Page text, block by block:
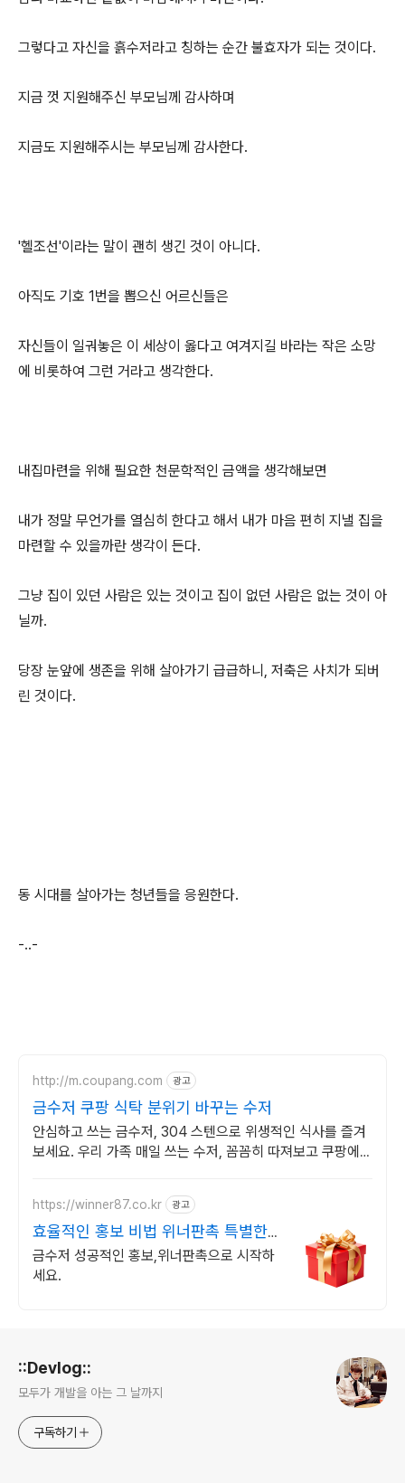
그렇다고 자신을 흙수저라고 칭하는 순간 불효자가 되는 것이다.
지금 껏 지원해주신 부모님께 감사하며
지금도 지원해주시는 부모님께 감사한다.
'헬조선'이라는 말이 괜히 생긴 것이 아니다.
아직도 기호 1번을 뽑으신 어르신들은
자신들이 일궈놓은 이 세상이 옳다고 여겨지길 바라는 작은 소망
에 비롯하여 그런 거라고 생각한다.
내집마련을 위해 필요한 천문학적인 금액을 생각해보면
내가 정말 무언가를 열심히 한다고 해서 내가 마음 편히 지낼 집을
마련할 수 있을까란 생각이 든다.
그냥 집이 있던 사람은 있는 것이고 집이 없던 사람은 없는 것이 아
닐까.
당장 눈앞에 생존을 위해 살아가기 급급하니, 저축은 사치가 되버
린 것이다.
동 시대를 살아가는 청년들을 응원한다.
-..-
http://m.coupang.com 광고
금수저 쿠팡 식탁 분위기 바꾸는 수저
안심하고 쓰는 금수저, 304 스텐으로 위생적인 식사를 즐겨
보세요. 우리 가족 매일 쓰는 수저, 꼼꼼히 따져보고 쿠팡에서
https://winner87.co.kr 광고
효율적인 홍보 비법 위너판촉 특별한
홍보, 완벽한 선택!
금수저 성공적인 홍보,위너판촉으로 시작하
세요.
::Devlog::
모두가 개발을 아는 그 날까지
구독하기